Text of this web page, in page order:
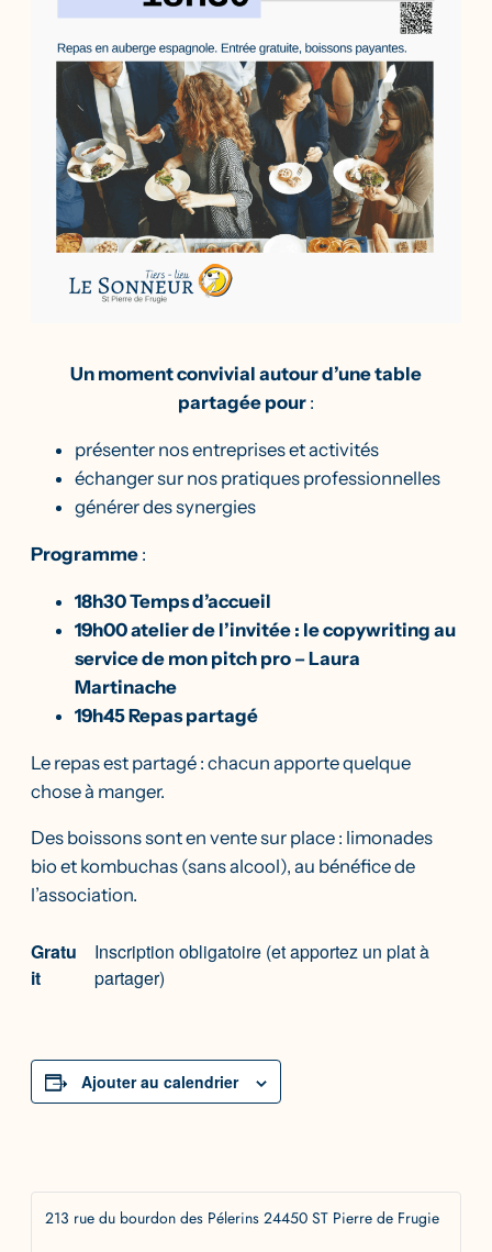
Un moment convivial autour d’une table
partagée pour :
présenter nos entreprises et activités
échanger sur nos pratiques professionnelles
générer des synergies
Programme :
18h30 Temps d’accueil
19h00 atelier de l’invitée : le copywriting au
service de mon pitch pro – Laura
Martinache
19h45 Repas partagé
Le repas est partagé : chacun apporte quelque
chose à manger.
Des boissons sont en vente sur place : limonades
bio et kombuchas (sans alcool), au bénéfice de
l’association.
Gratu
it
Inscription obligatoire (et apportez un plat à
partager)
Ajouter au calendrier
213 rue du bourdon des Pélerins 24450 ST Pierre de Frugie